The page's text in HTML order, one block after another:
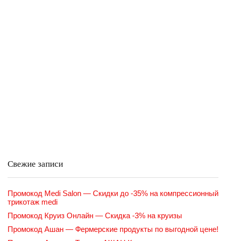
Свежие записи
Промокод Medi Salon — Скидки до -35% на компрессионный
трикотаж medi
Промокод Круиз Онлайн — Скидка -3% на круизы
Промокод Ашан — Фермерские продукты по выгодной цене!